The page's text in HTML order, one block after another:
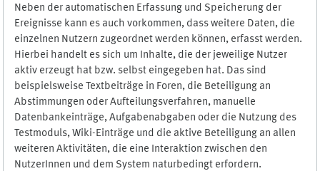
Neben der automatischen Erfassung und Speicherung der
Ereignisse kann es auch vorkommen, dass weitere Daten, die
einzelnen Nutzern zugeordnet werden können, erfasst werden.
Hierbei handelt es sich um Inhalte, die der jeweilige Nutzer
aktiv erzeugt hat bzw. selbst eingegeben hat. Das sind
beispielsweise Textbeiträge in Foren, die Beteiligung an
Abstimmungen oder Aufteilungsverfahren, manuelle
Datenbankeinträge, Aufgabenabgaben oder die Nutzung des
Testmoduls, Wiki-Einträge und die aktive Beteiligung an allen
weiteren Aktivitäten, die eine Interaktion zwischen den
NutzerInnen und dem System naturbedingt erfordern.